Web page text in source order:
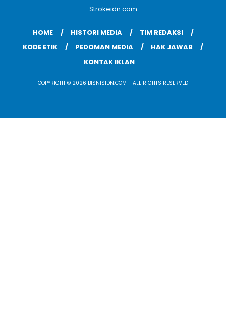
Strokeidn.com
HOME HISTORI MEDIA
TIM REDAKSI
KODE ETIK
PEDOMAN MEDIA
HAK JAWAB
KONTAK IKLAN
COPYRIGHT © 2026 BISNISIDN.COM - ALL RIGHTS RESERVED